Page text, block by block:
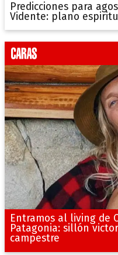
Predicciones para
Vidente: plano
Entramos al living de
Patagonia: sillón
campestre